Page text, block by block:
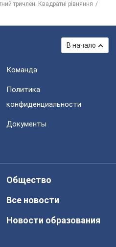
тричлен. Квадратні рівняння
В начало
Команда
Политика
конфиденциальности
Документы
Общество
Все новости
Новости образования